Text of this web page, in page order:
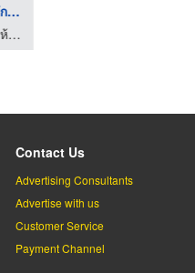
รับขนย้ายเครื่องจักร ...
รถเฮี๊ยบ รถเครนให้เช่า รับขนย้ายเครื่องจักร สมุทรสาคร
Contact Us
Advertising Consultants
Advertise with us
Customer Service
Payment Channel